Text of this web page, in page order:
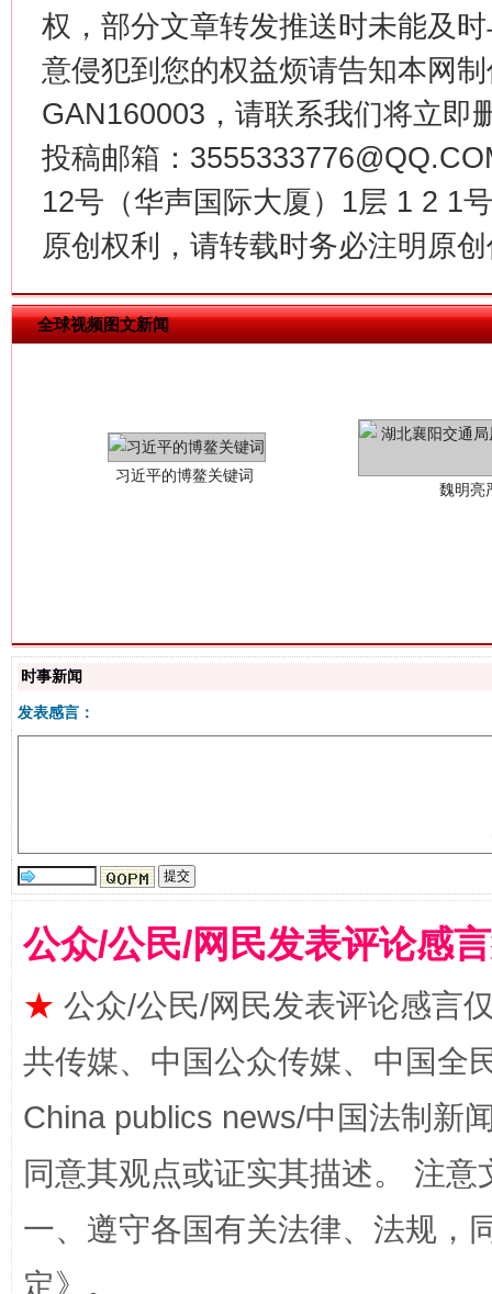
权，部分文章转发推送时未能及
意侵犯到您的权益烦请告知本网
GAN160003，请联系我们将立即
投稿邮箱：
12号（华声国际大厦）1层 1 2 1
原创权利，请转载时务必注明原
全球视频图文新闻
在谋一域中谋全局
今
生
揭批美国五大"原罪" "炒
时事新闻
发表感言：
公众/公民/网民发表评论感
★ 公众/公民/网民发表评论感言
共传媒、中国公众传媒、中国全
China publics news/中国法制新
同意其观点或证实其描述。 注
一、遵守各国有关法律、法规，
定》。